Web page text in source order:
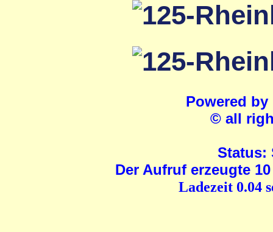
Powered by
© all
Status:
Der Aufruf erzeugte
Ladezeit 0.04